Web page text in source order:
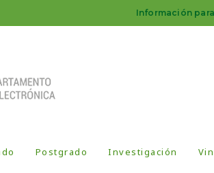
Información para
Postgrado Investigación